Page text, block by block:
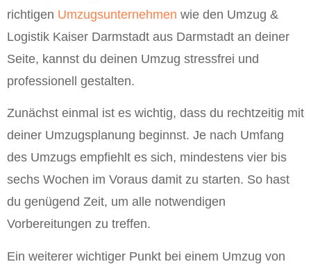
richtigen Umzugsunternehmen wie den Umzug &
Logistik Kaiser Darmstadt aus Darmstadt an deiner
Seite, kannst du deinen Umzug stressfrei und
professionell gestalten.
Zunächst einmal ist es wichtig, dass du rechtzeitig mit
deiner Umzugsplanung beginnst. Je nach Umfang
des Umzugs empfiehlt es sich, mindestens vier bis
sechs Wochen im Voraus damit zu starten. So hast
du genügend Zeit, um alle notwendigen
Vorbereitungen zu treffen.
Ein weiterer wichtiger Punkt bei einem Umzug von